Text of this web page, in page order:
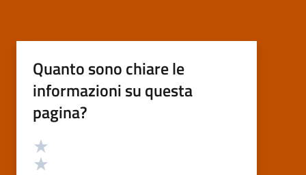
Quanto sono chiare le
informazioni su questa
pagina?
Valutazione